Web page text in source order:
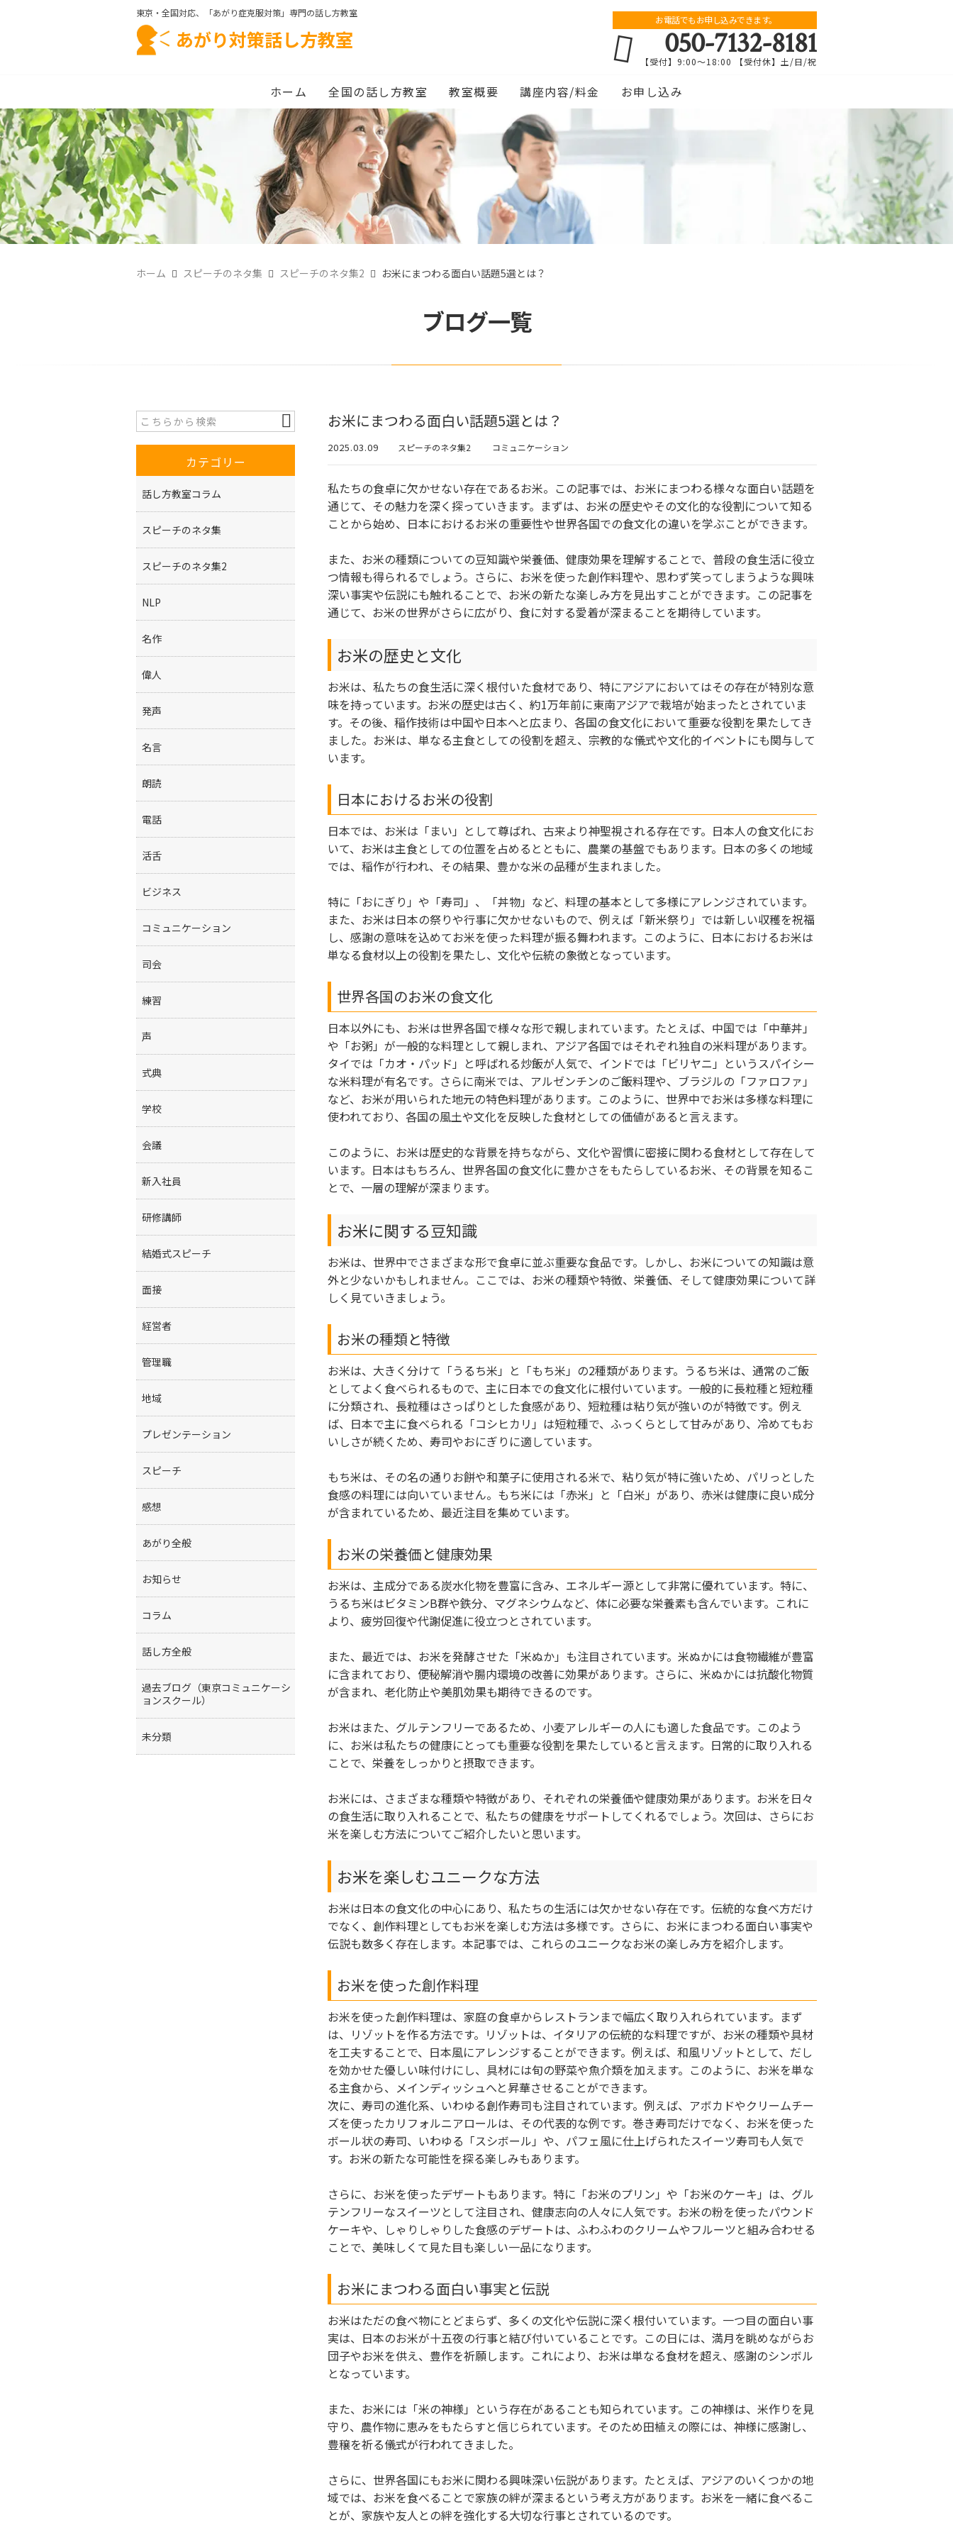
東京・全国対応、「あがり症克服対策」専門の話し方教室
あがり対策話し方教室
お電話でもお申し込みできます。
050-7132-8181
【受付】9:00～18:00 【受付休】土/日/祝
ホーム 全国の話し方教室 教室概要 講座内容/料金 お申し込み
ホーム スピーチのネタ集 スピーチのネタ集2 お米にまつわる面白い話題5選とは？
ブログ一覧
お米にまつわる面白い話題5選とは？
2025.03.09 スピーチのネタ集2 コミュニケーション
私たちの食卓に欠かせない存在であるお米。この記事では、お米にまつわる様々な面白い話題を
通じて、その魅力を深く探っていきます。まずは、お米の歴史やその文化的な役割について知る
ことから始め、日本におけるお米の重要性や世界各国での食文化の違いを学ぶことができます。
また、お米の種類についての豆知識や栄養価、健康効果を理解することで、普段の食生活に役立
つ情報も得られるでしょう。さらに、お米を使った創作料理や、思わず笑ってしまうような興味
深い事実や伝説にも触れることで、お米の新たな楽しみ方を見出すことができます。この記事を
通じて、お米の世界がさらに広がり、食に対する愛着が深まることを期待しています。
お米の歴史と文化
お米は、私たちの食生活に深く根付いた食材であり、特にアジアにおいてはその存在が特別な意
味を持っています。お米の歴史は古く、約1万年前に東南アジアで栽培が始まったとされていま
す。その後、稲作技術は中国や日本へと広まり、各国の食文化において重要な役割を果たしてき
ました。お米は、単なる主食としての役割を超え、宗教的な儀式や文化的イベントにも関与して
います。
日本におけるお米の役割
日本では、お米は「まい」として尊ばれ、古来より神聖視される存在です。日本人の食文化にお
いて、お米は主食としての位置を占めるとともに、農業の基盤でもあります。日本の多くの地域
では、稲作が行われ、その結果、豊かな米の品種が生まれました。
特に「おにぎり」や「寿司」、「丼物」など、料理の基本として多様にアレンジされています。
また、お米は日本の祭りや行事に欠かせないもので、例えば「新米祭り」では新しい収穫を祝福
し、感謝の意味を込めてお米を使った料理が振る舞われます。このように、日本におけるお米は
単なる食材以上の役割を果たし、文化や伝統の象徴となっています。
世界各国のお米の食文化
日本以外にも、お米は世界各国で様々な形で親しまれています。たとえば、中国では「中華丼」
や「お粥」が一般的な料理として親しまれ、アジア各国ではそれぞれ独自の米料理があります。
タイでは「カオ・パッド」と呼ばれる炒飯が人気で、インドでは「ビリヤニ」というスパイシー
な米料理が有名です。さらに南米では、アルゼンチンのご飯料理や、ブラジルの「ファロファ」
など、お米が用いられた地元の特色料理があります。このように、世界中でお米は多様な料理に
使われており、各国の風土や文化を反映した食材としての価値があると言えます。
このように、お米は歴史的な背景を持ちながら、文化や習慣に密接に関わる食材として存在して
います。日本はもちろん、世界各国の食文化に豊かさをもたらしているお米、その背景を知るこ
とで、一層の理解が深まります。
お米に関する豆知識
お米は、世界中でさまざまな形で食卓に並ぶ重要な食品です。しかし、お米についての知識は意
外と少ないかもしれません。ここでは、お米の種類や特徴、栄養価、そして健康効果について詳
しく見ていきましょう。
お米の種類と特徴
お米は、大きく分けて「うるち米」と「もち米」の2種類があります。うるち米は、通常のご飯
としてよく食べられるもので、主に日本での食文化に根付いています。一般的に長粒種と短粒種
に分類され、長粒種はさっぱりとした食感があり、短粒種は粘り気が強いのが特徴です。例え
ば、日本で主に食べられる「コシヒカリ」は短粒種で、ふっくらとして甘みがあり、冷めてもお
いしさが続くため、寿司やおにぎりに適しています。
もち米は、その名の通りお餅や和菓子に使用される米で、粘り気が特に強いため、パリっとした
食感の料理には向いていません。もち米には「赤米」と「白米」があり、赤米は健康に良い成分
が含まれているため、最近注目を集めています。
お米の栄養価と健康効果
お米は、主成分である炭水化物を豊富に含み、エネルギー源として非常に優れています。特に、
うるち米はビタミンB群や鉄分、マグネシウムなど、体に必要な栄養素も含んでいます。これに
より、疲労回復や代謝促進に役立つとされています。
また、最近では、お米を発酵させた「米ぬか」も注目されています。米ぬかには食物繊維が豊富
に含まれており、便秘解消や腸内環境の改善に効果があります。さらに、米ぬかには抗酸化物質
が含まれ、老化防止や美肌効果も期待できるのです。
お米はまた、グルテンフリーであるため、小麦アレルギーの人にも適した食品です。このよう
に、お米は私たちの健康にとっても重要な役割を果たしていると言えます。日常的に取り入れる
ことで、栄養をしっかりと摂取できます。
お米には、さまざまな種類や特徴があり、それぞれの栄養価や健康効果があります。お米を日々
の食生活に取り入れることで、私たちの健康をサポートしてくれるでしょう。次回は、さらにお
米を楽しむ方法についてご紹介したいと思います。
お米を楽しむユニークな方法
お米は日本の食文化の中心にあり、私たちの生活には欠かせない存在です。伝統的な食べ方だけ
でなく、創作料理としてもお米を楽しむ方法は多様です。さらに、お米にまつわる面白い事実や
伝説も数多く存在します。本記事では、これらのユニークなお米の楽しみ方を紹介します。
お米を使った創作料理
お米を使った創作料理は、家庭の食卓からレストランまで幅広く取り入れられています。まず
は、リゾットを作る方法です。リゾットは、イタリアの伝統的な料理ですが、お米の種類や具材
を工夫することで、日本風にアレンジすることができます。例えば、和風リゾットとして、だし
を効かせた優しい味付けにし、具材には旬の野菜や魚介類を加えます。このように、お米を単な
る主食から、メインディッシュへと昇華させることができます。
次に、寿司の進化系、いわゆる創作寿司も注目されています。例えば、アボカドやクリームチー
ズを使ったカリフォルニアロールは、その代表的な例です。巻き寿司だけでなく、お米を使った
ボール状の寿司、いわゆる「スシボール」や、パフェ風に仕上げられたスイーツ寿司も人気で
す。お米の新たな可能性を探る楽しみもあります。
さらに、お米を使ったデザートもあります。特に「お米のプリン」や「お米のケーキ」は、グル
テンフリーなスイーツとして注目され、健康志向の人々に人気です。お米の粉を使ったパウンド
ケーキや、しゃりしゃりした食感のデザートは、ふわふわのクリームやフルーツと組み合わせる
ことで、美味しくて見た目も楽しい一品になります。
お米にまつわる面白い事実と伝説
お米はただの食べ物にとどまらず、多くの文化や伝説に深く根付いています。一つ目の面白い事
実は、日本のお米が十五夜の行事と結び付いていることです。この日には、満月を眺めながらお
団子やお米を供え、豊作を祈願します。これにより、お米は単なる食材を超え、感謝のシンボル
となっています。
また、お米には「米の神様」という存在があることも知られています。この神様は、米作りを見
守り、農作物に恵みをもたらすと信じられています。そのため田植えの際には、神様に感謝し、
豊穣を祈る儀式が行われてきました。
さらに、世界各国にもお米に関わる興味深い伝説があります。たとえば、アジアのいくつかの地
域では、お米を食べることで家族の絆が深まるという考え方があります。お米を一緒に食べるこ
とが、家族や友人との絆を強化する大切な行事とされているのです。
カテゴリー
話し方教室コラム
スピーチのネタ集
スピーチのネタ集2
NLP
名作
偉人
発声
名言
朗読
電話
活舌
ビジネス
コミュニケーション
司会
練習
声
式典
学校
会議
新入社員
研修講師
結婚式スピーチ
面接
経営者
管理職
地域
プレゼンテーション
スピーチ
感想
あがり全般
お知らせ
コラム
話し方全般
過去ブログ（東京コミュニケーシ
ョンスクール）
未分類